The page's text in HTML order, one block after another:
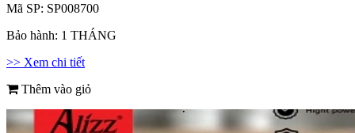
Mã SP: SP008700
Bảo hành: 1 THÁNG
>> Xem chi tiết
Thêm vào giỏ